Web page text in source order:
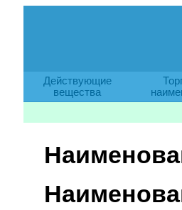
Действующие
вещества